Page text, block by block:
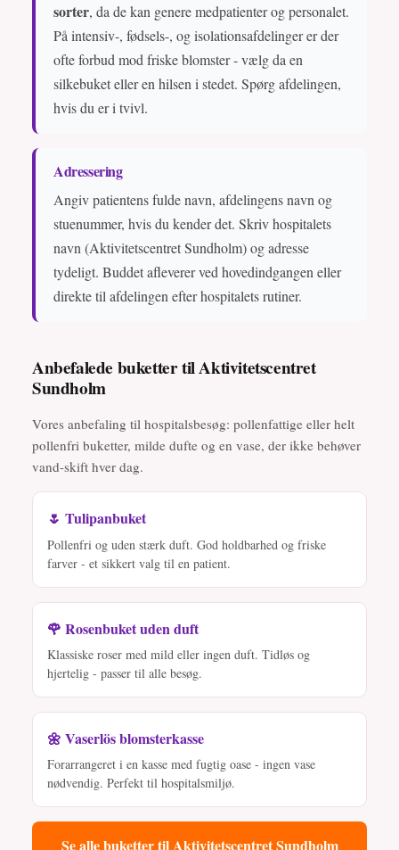
sorter, da de kan genere medpatienter og personalet.
På intensiv-, fødsels-, og isolationsafdelinger er der
ofte forbud mod friske blomster - vælg da en
silkebuket eller en hilsen i stedet. Spørg afdelingen,
hvis du er i tvivl.
Adressering
Angiv patientens fulde navn, afdelingens navn og
stuenummer, hvis du kender det. Skriv hospitalets
navn (Aktivitetscentret Sundholm) og adresse
tydeligt. Buddet afleverer ved hovedindgangen eller
direkte til afdelingen efter hospitalets rutiner.
Anbefalede buketter til Aktivitetscentret
Sundholm
Vores anbefaling til hospitalsbesøg: pollenfattige eller helt
pollenfri buketter, milde dufte og en vase, der ikke behøver
vand-skift hver dag.
🌷 Tulipanbuket
Pollenfri og uden stærk duft. God holdbarhed og friske
farver - et sikkert valg til en patient.
🌹 Rosenbuket uden duft
Klassiske roser med mild eller ingen duft. Tidløs og
hjertelig - passer til alle besøg.
🌼 Vaserlös blomsterkasse
Forarrangeret i en kasse med fugtig oase - ingen vase
nødvendig. Perfekt til hospitalsmiljø.
Se alle buketter til Aktivitetscentret Sundholm